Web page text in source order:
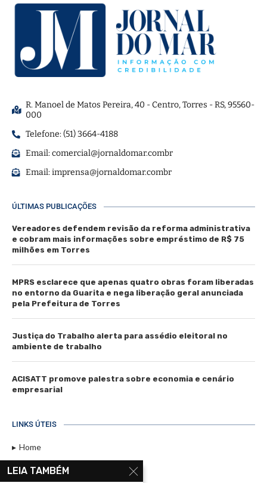
R. Manoel de Matos Pereira, 40 - Centro, Torres - RS, 95560-
000
Telefone: (51) 3664-4188
Email:comercial@jornaldomar.combr
Email:imprensa@jornaldomar.combr
ÚLTIMAS PUBLICAÇÕES
Vereadores defendem revisão da reforma administrativa
e cobram mais informações sobre empréstimo de R$ 75
milhões em Torres
MPRS esclarece que apenas quatro obras foram liberadas
no entorno da Guarita e nega liberação geral anunciada
pela Prefeitura de Torres
Justiça do Trabalho alerta para assédio eleitoral no
ambiente de trabalho
ACISATT promove palestra sobre economia e cenário
empresarial
LINKS ÚTEIS
Home
Assinar
LEIA TAMBÉM